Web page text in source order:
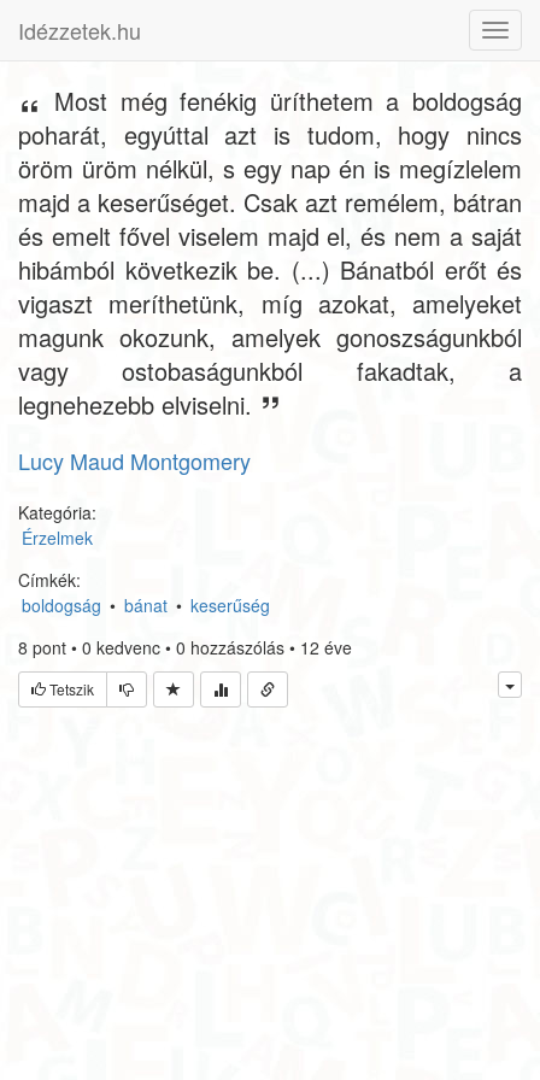
Idézzetek.hu
Most még fenékig üríthetem a boldogság
poharát, egyúttal azt is tudom, hogy nincs
öröm üröm nélkül, s egy nap én is megízlelem
majd a keserűséget. Csak azt remélem, bátran
és emelt fővel viselem majd el, és nem a saját
hibámból következik be. (...) Bánatból erőt és
vigaszt meríthetünk, míg azokat, amelyeket
magunk okozunk, amelyek gonoszságunkból
vagy ostobaságunkból fakadtak, a
legnehezebb elviselni.
Lucy Maud Montgomery
Kategória:
Érzelmek
Címkék:
boldogság • bánat • keserűség
8 pont • 0 kedvenc • 0 hozzászólás • 12 éve
Tetszik